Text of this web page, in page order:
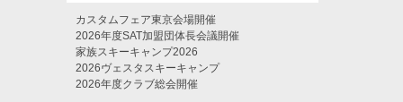
カスタムフェア東京会場開催
2026年度SAT加盟団体長会議開催
家族スキーキャンプ2026
2026ヴェスタスキーキャンプ
2026年度クラブ総会開催